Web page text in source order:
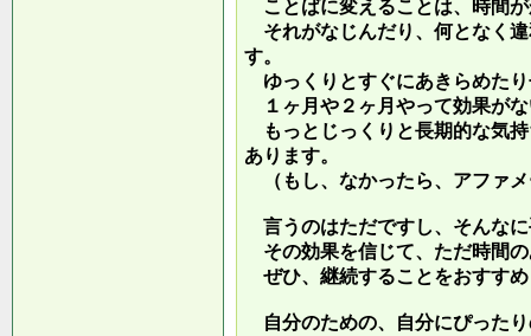
ことばに変えることは、時間
それがなじんだり、何となく
す。
ゆっくりとすぐにあきらめた
１ヶ月や２ヶ月やって効果が
もっとじっくりと長期的な気
あります。
（もし、なかったら、アファ
言うのはただですし、そんな
その効果を信じて、ただ時間
ぜひ、継続することをおすす
自分のための、自分にぴった